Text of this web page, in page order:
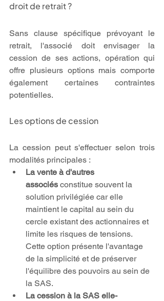
droit de retrait ?
Sans clause spécifique prévoyant le
retrait, l'associé doit envisager la
cession de ses actions, opération qui
offre plusieurs options mais comporte
également certaines contraintes
potentielles.
Les options de cession
La cession peut s'effectuer selon trois
modalités principales :
La vente à d'autres
associés constitue souvent la
solution privilégiée car elle
maintient le capital au sein du
cercle existant des actionnaires et
limite les risques de tensions.
Cette option présente l'avantage
de la simplicité et de préserver
l'équilibre des pouvoirs au sein de
la SAS.
La cession à la SAS elle-